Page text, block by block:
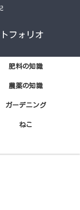
フォリオ
肥料の知識
農薬の知識
ガーデニング
ねこ